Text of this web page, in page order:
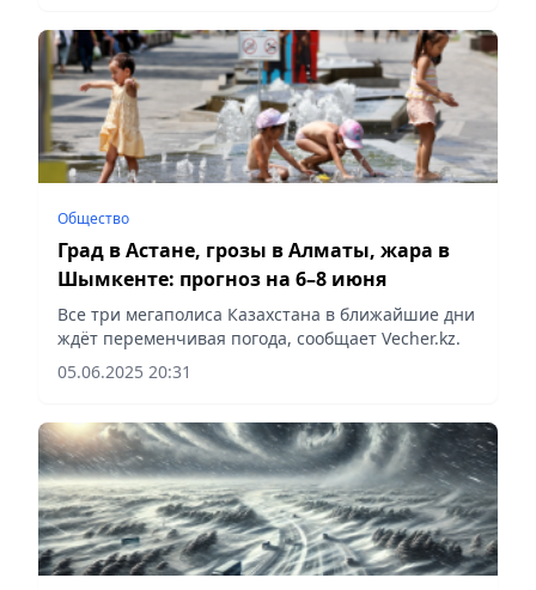
Общество
Град в Астане, грозы в Алматы, жара в
Шымкенте: прогноз на 6–8 июня
Все три мегаполиса Казахстана в ближайшие дни
ждёт переменчивая погода, сообщает Vecher.kz.
05.06.2025 20:31